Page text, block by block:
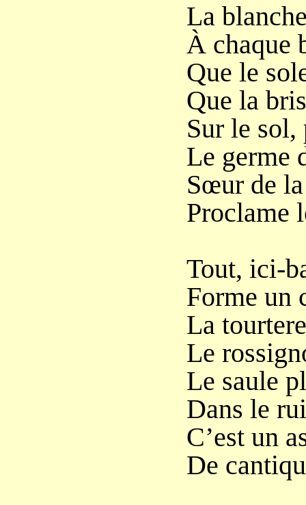
La
À chaque
Que le
Que la
Sur le
Le germe
Sœur de
Proclame
Tout, ici-
Forme un
La
Le
Le saule
Dans le
C’est un
De